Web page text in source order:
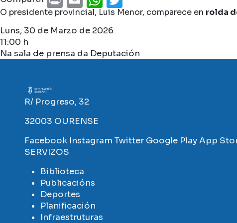
O presidente provincial, Luis Menor, comparece en rolda
Luns, 30 de Marzo de 2026
11:00 h
Na sala de prensa da Deputación
Imaxe
R/ Progreso, 32
32003 OURENSE
Facebook Instagram Twitter Google PlayApp
SERVIZOS
Biblioteca
Publicacións
Deportes
Planificación
Infraestruturas